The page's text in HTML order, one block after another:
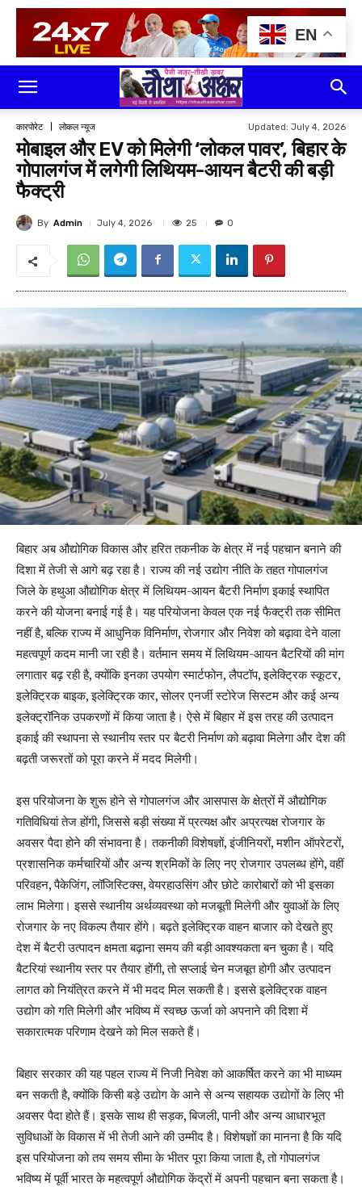
कारपोरेट लोकल न्यूज Updated: July 4, 2026
मोबाइल और EV को मिलेगी ‘लोकल पावर’, बिहार के
गोपालगंज में लगेगी लिथियम-आयन बैटरी की बड़ी
फैक्ट्री
By Admin July 4, 2026 25 0
बिहार अब औद्योगिक विकास और हरित तकनीक के क्षेत्र में नई पहचान बनाने की
दिशा में तेजी से आगे बढ़ रहा है। राज्य की नई उद्योग नीति के तहत गोपालगंज
जिले के हथुआ औद्योगिक क्षेत्र में लिथियम-आयन बैटरी निर्माण इकाई स्थापित
करने की योजना बनाई गई है। यह परियोजना केवल एक नई फैक्ट्री तक सीमित
नहीं है, बल्कि राज्य में आधुनिक विनिर्माण, रोजगार और निवेश को बढ़ावा देने वाला
महत्वपूर्ण कदम मानी जा रही है। वर्तमान समय में लिथियम-आयन बैटरियों की मांग
लगातार बढ़ रही है, क्योंकि इनका उपयोग स्मार्टफोन, लैपटॉप, इलेक्ट्रिक स्कूटर,
इलेक्ट्रिक बाइक, इलेक्ट्रिक कार, सोलर एनर्जी स्टोरेज सिस्टम और कई अन्य
इलेक्ट्रॉनिक उपकरणों में किया जाता है। ऐसे में बिहार में इस तरह की उत्पादन
इकाई की स्थापना से स्थानीय स्तर पर बैटरी निर्माण को बढ़ावा मिलेगा और देश की
बढ़ती जरूरतों को पूरा करने में मदद मिलेगी।
इस परियोजना के शुरू होने से गोपालगंज और आसपास के क्षेत्रों में औद्योगिक
गतिविधियां तेज होंगी, जिससे बड़ी संख्या में प्रत्यक्ष और अप्रत्यक्ष रोजगार के
अवसर पैदा होने की संभावना है। तकनीकी विशेषज्ञों, इंजीनियरों, मशीन ऑपरेटरों,
प्रशासनिक कर्मचारियों और अन्य श्रमिकों के लिए नए रोजगार उपलब्ध होंगे, वहीं
परिवहन, पैकेजिंग, लॉजिस्टिक्स, वेयरहाउसिंग और छोटे कारोबारों को भी इसका
लाभ मिलेगा। इससे स्थानीय अर्थव्यवस्था को मजबूती मिलेगी और युवाओं के लिए
रोजगार के नए विकल्प तैयार होंगे। बढ़ते इलेक्ट्रिक वाहन बाजार को देखते हुए
देश में बैटरी उत्पादन क्षमता बढ़ाना समय की बड़ी आवश्यकता बन चुका है। यदि
बैटरियां स्थानीय स्तर पर तैयार होंगी, तो सप्लाई चेन मजबूत होगी और उत्पादन
लागत को नियंत्रित करने में भी मदद मिल सकती है। इससे इलेक्ट्रिक वाहन
उद्योग को गति मिलेगी और भविष्य में स्वच्छ ऊर्जा को अपनाने की दिशा में
सकारात्मक परिणाम देखने को मिल सकते हैं।
बिहार सरकार की यह पहल राज्य में निजी निवेश को आकर्षित करने का भी माध्यम
बन सकती है, क्योंकि किसी बड़े उद्योग के आने से अन्य सहायक उद्योगों के लिए भी
अवसर पैदा होते हैं। इसके साथ ही सड़क, बिजली, पानी और अन्य आधारभूत
सुविधाओं के विकास में भी तेजी आने की उम्मीद है। विशेषज्ञों का मानना है कि यदि
इस परियोजना को तय समय सीमा के भीतर पूरा किया जाता है, तो गोपालगंज
भविष्य में पूर्वी भारत के महत्वपूर्ण औद्योगिक केंद्रों में अपनी पहचान बना सकता है।
EN